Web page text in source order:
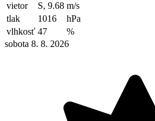
vietor
S, 9.68 m/s
tlak
1016
hPa
vlhkosť 47
%
sobota 8. 8. 2026